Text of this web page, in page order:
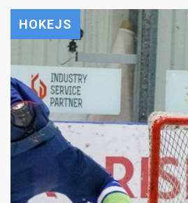
HOKEJS